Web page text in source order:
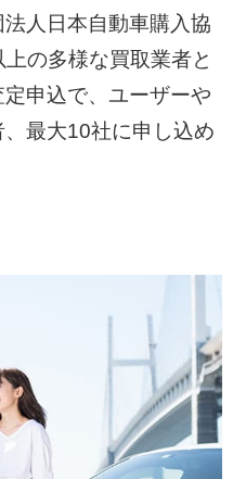
人日本自動車購入協
の多様な買取業者と
申込で、ユーザーや
最大10社に申し込め